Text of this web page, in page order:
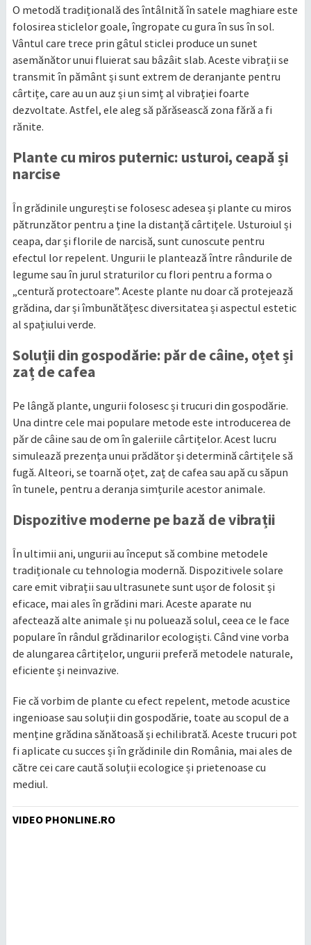
O metodă tradițională des întâlnită în satele maghiare este
folosirea sticlelor goale, îngropate cu gura în sus în sol.
Vântul care trece prin gâtul sticlei produce un sunet
asemănător unui fluierat sau bâzâit slab. Aceste vibrații se
transmit în pământ și sunt extrem de deranjante pentru
cârtițe, care au un auz și un simț al vibrației foarte
dezvoltate. Astfel, ele aleg să părăsească zona fără a fi
rănite.
Plante cu miros puternic: usturoi, ceapă și
narcise
În grădinile ungurești se folosesc adesea și plante cu miros
pătrunzător pentru a ține la distanță cârtițele. Usturoiul și
ceapa, dar și florile de narcisă, sunt cunoscute pentru
efectul lor repelent. Ungurii le plantează între rândurile de
legume sau în jurul straturilor cu flori pentru a forma o
„centură protectoare”. Aceste plante nu doar că protejează
grădina, dar și îmbunătățesc diversitatea și aspectul estetic
al spațiului verde.
Soluții din gospodărie: păr de câine, oțet și
zaț de cafea
Pe lângă plante, ungurii folosesc și trucuri din gospodărie.
Una dintre cele mai populare metode este introducerea de
păr de câine sau de om în galeriile cârtițelor. Acest lucru
simulează prezența unui prădător și determină cârtițele să
fugă. Alteori, se toarnă oțet, zaț de cafea sau apă cu săpun
în tunele, pentru a deranja simțurile acestor animale.
Dispozitive moderne pe bază de vibrații
În ultimii ani, ungurii au început să combine metodele
tradiționale cu tehnologia modernă. Dispozitivele solare
care emit vibrații sau ultrasunete sunt ușor de folosit și
eficace, mai ales în grădini mari. Aceste aparate nu
afectează alte animale și nu poluează solul, ceea ce le face
populare în rândul grădinarilor ecologiști. Când vine vorba
de alungarea cârtițelor, ungurii preferă metodele naturale,
eficiente și neinvazive.
Fie că vorbim de plante cu efect repelent, metode acustice
ingenioase sau soluții din gospodărie, toate au scopul de a
menține grădina sănătoasă și echilibrată. Aceste trucuri pot
fi aplicate cu succes și în grădinile din România, mai ales de
către cei care caută soluții ecologice și prietenoase cu
mediul.
VIDEO PHONLINE.RO